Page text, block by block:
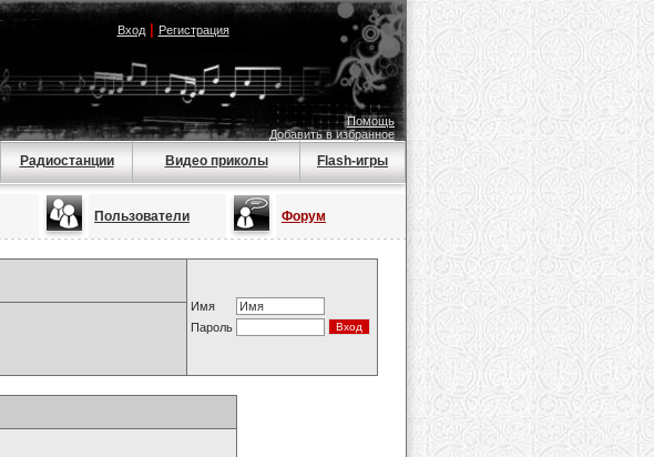
Вход| Регистрация
Помощь
Добавить в избранное
Радиостанции Видео приколы Flash-игры
Пользователи Форум
Имя
Пароль